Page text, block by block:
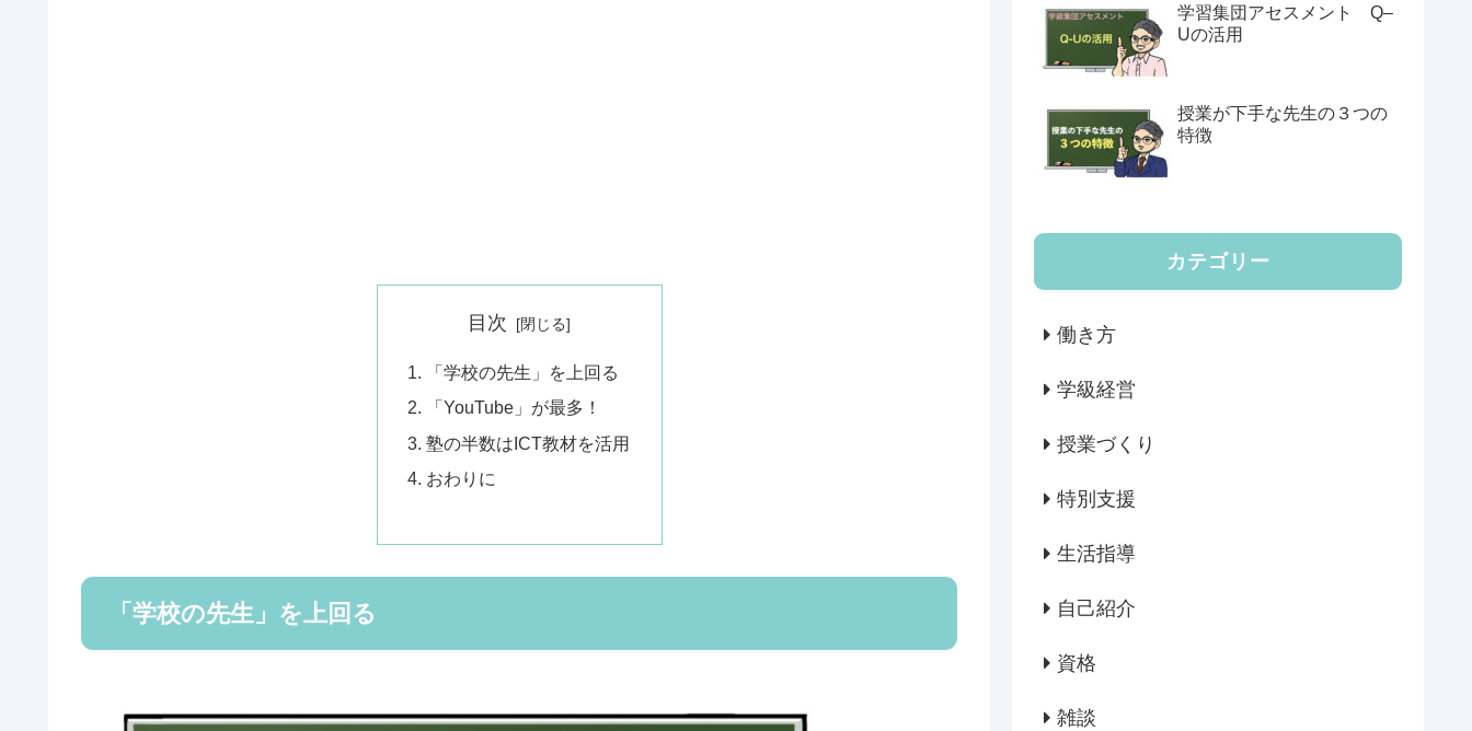
目次
「学校の先生」を上回る
「YouTube」が最多！
塾の半数はICT教材を活用
おわりに
「学校の先生」を上回る
学習集団アセスメント Q–
Uの活用
授業が下手な先生の３つの
特徴
カテゴリー
働き方
学級経営
授業づくり
特別支援
生活指導
自己紹介
資格
雑談